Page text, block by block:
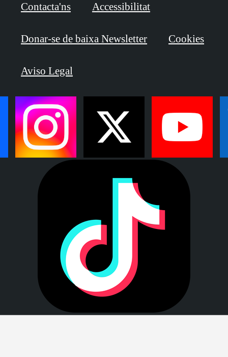
Contacta'ns Accessibilitat
Donar-se de baixa Newsletter Cookies
Aviso Legal